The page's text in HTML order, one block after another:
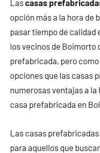
Lascasas
opción más a la hora de
pasar tiempo de calidad
los vecinos de Boimorto
prefabricada, pero
opciones que las casas
numerosas ventajas a
casa prefabricada en
Las casas
para aquellos que